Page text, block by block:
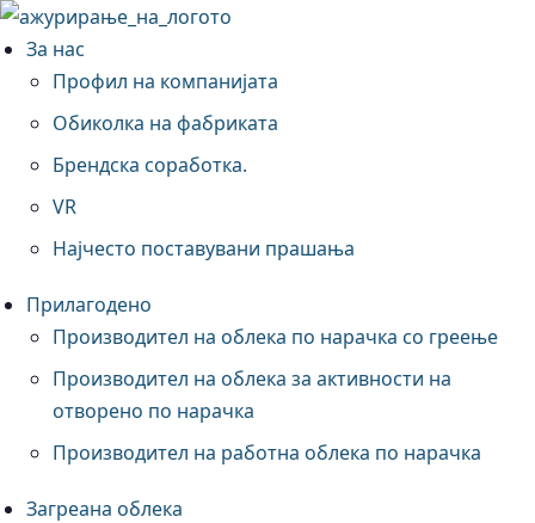
За нас
Профил на компанијата
Обиколка на фабриката
Брендска соработка.
VR
Најчесто поставувани прашања
Прилагодено
Производител на облека по нарачка со греење
Производител на облека за активности на
отворено по нарачка
Производител на работна облека по нарачка
Загреана облека